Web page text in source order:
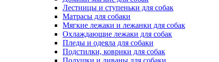
Лестницы и ступеньки для собак
Матрасы для собаки
Мягкие лежаки и лежанки для собак
Охлаждающие лежаки для собак
Пледы и одеяла для собаки
Подстилки, коврики для собак
Подушки и диваны для собаки